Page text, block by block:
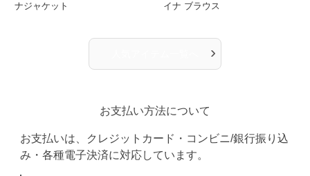
ナジャケット
イナ ブラウス
›
お支払い方法について
お支払いは、クレジットカード・コンビニ/銀行振り込
み・各種電子決済に対応しています。